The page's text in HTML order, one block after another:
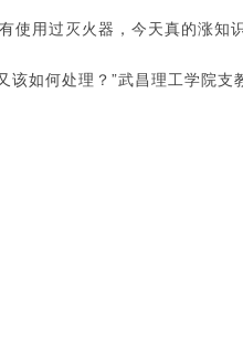
使用过灭火器，今天真的涨
该如何处理？”武昌理工学院